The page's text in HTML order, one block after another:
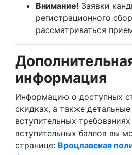
Внимание! Заявки
регистрационного
рассматриваться
информация
Информацию о доступных
скидках, а также
вступительных
вступительных баллов вы
странице: Вроцлавская